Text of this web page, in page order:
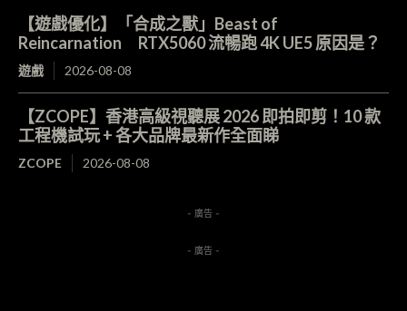
【遊戲優化】「合成之獸」Beast of
Reincarnation RTX5060 流暢跑 4K UE5 原因是？
遊戲 2026-08-08
【ZCOPE】香港高級視聽展 2026 即拍即剪！10 款
工程機試玩 + 各大品牌最新作全面睇
ZCOPE 2026-08-08
- 廣告 -
- 廣告 -